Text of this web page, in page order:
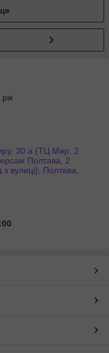
30 а (ТЦ Мир, 2
Полтава, 2
вулиці), Полтава,